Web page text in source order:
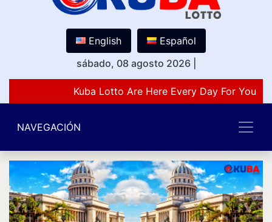
English
Español
sábado, 08 agosto 2026
Kuba Lotto Are Here Every Day For You
NAVEGACIÓN